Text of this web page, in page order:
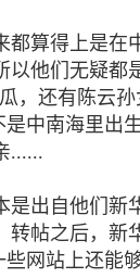
都算得上是在
以他们无疑都
，还有陈云
中南海里出
......
出自他们新
转帖之后，新
网站上还能